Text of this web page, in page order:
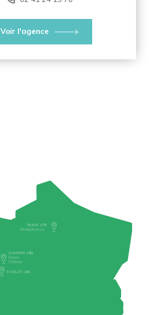
Voir l'agence
ANGERS (49)
Doutre
Château
CHOLET (49)
PARIS (75)
Montparnasse